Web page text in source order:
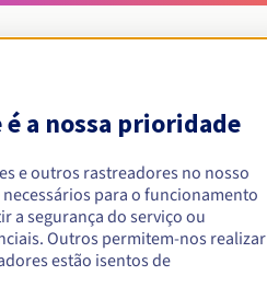
a nossa prioridade
e outros rastreadores no nosso
para o funcionamento
a segurança do serviço ou
Outros permitem-nos realizar
estão isentos de